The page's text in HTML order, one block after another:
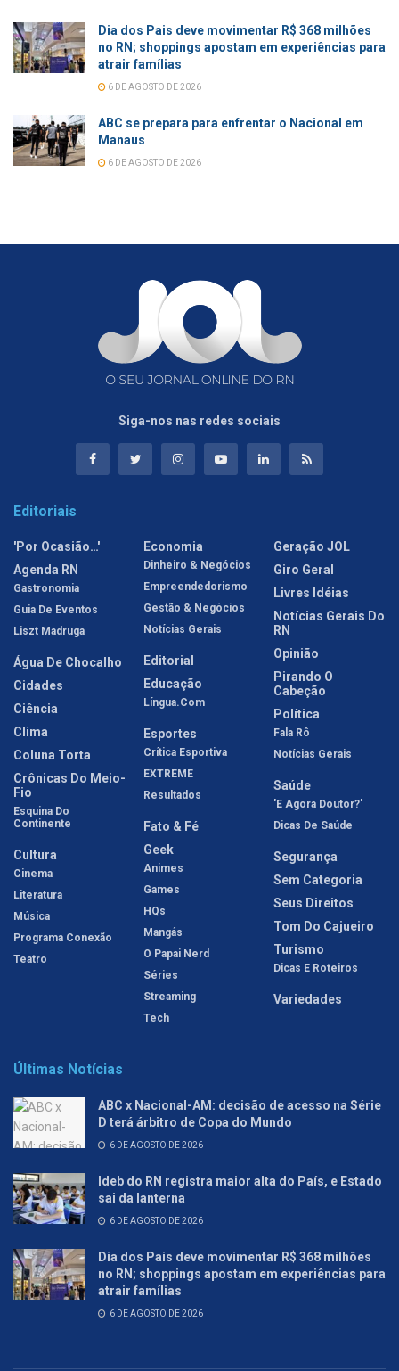
Dia dos Pais deve movimentar R$ 368 milhões
no RN; shoppings apostam em experiências para
atrair famílias
6 DE AGOSTO DE 2026
ABC se prepara para enfrentar o Nacional em
Manaus
6 DE AGOSTO DE 2026
Siga-nos nas redes sociais
Editoriais
'Por Ocasião…'
Agenda RN
Gastronomia
Guia De Eventos
Liszt Madruga
Água De Chocalho
Cidades
Ciência
Clima
Coluna Torta
Crônicas Do Meio-
Fio
Esquina Do
Continente
Cultura
Cinema
Literatura
Música
Programa Conexão
Teatro
Economia
Dinheiro & Negócios
Empreendedorismo
Gestão & Negócios
Notícias Gerais
Editorial
Educação
Língua.com
Esportes
Crítica Esportiva
EXTREME
Resultados
Fato & Fé
Geek
Animes
Games
HQs
Mangás
O Papai Nerd
Séries
Streaming
Tech
Geração JOL
Giro Geral
Livres Idéias
Notícias Gerais Do
RN
Opinião
Pirando O
Cabeção
Política
Fala Rô
Notícias Gerais
Saúde
'E Agora Doutor?'
Dicas De Saúde
Segurança
Sem Categoria
Seus Direitos
Tom Do Cajueiro
Turismo
Dicas E Roteiros
Variedades
Últimas Notícias
ABC x Nacional-AM: decisão de acesso na Série
D terá árbitro de Copa do Mundo
6 DE AGOSTO DE 2026
Ideb do RN registra maior alta do País, e Estado
sai da lanterna
6 DE AGOSTO DE 2026
Dia dos Pais deve movimentar R$ 368 milhões
no RN; shoppings apostam em experiências para
atrair famílias
6 DE AGOSTO DE 2026